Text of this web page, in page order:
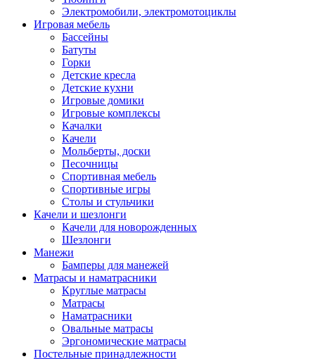
Электромобили, электромотоциклы
Игровая мебель
Бассейны
Батуты
Горки
Детские кресла
Детские кухни
Игровые домики
Игровые комплексы
Качалки
Качели
Мольберты, доски
Песочницы
Спортивная мебель
Спортивные игры
Столы и стульчики
Качели и шезлонги
Качели для новорожденных
Шезлонги
Манежи
Бамперы для манежей
Матрасы и наматрасники
Круглые матрасы
Матрасы
Наматрасники
Овальные матрасы
Эргономические матрасы
Постельные принадлежности